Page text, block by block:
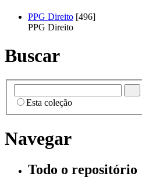
PPG Direito [496]
PPG Direito
Buscar
Esta coleção
Navegar
Todo o repositório